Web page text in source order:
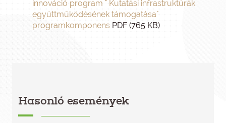
innováció program " Kutatási infrastruktúrák
együttműködésének támogatása"
programkomponens PDF (765 KB)
Hasonló események